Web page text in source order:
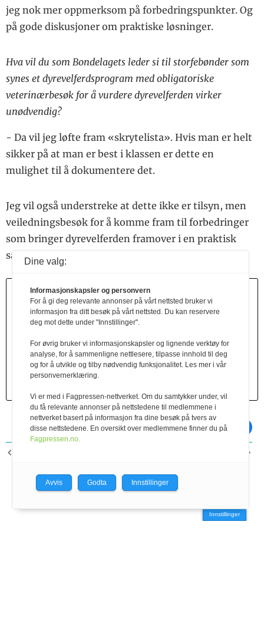
jeg nok mer oppmerksom på forbedringspunkter. Og
på gode diskusjoner om praktiske løsninger.
Hva vil du som Bondelagets leder si til storfebønder som
synes et dyrevelferdsprogram med obligatoriske
veterinærbesøk for å vurdere dyrevelferden virker
unødvendig?
- Da vil jeg løfte fram «skrytelista». Hvis man er helt
sikker på at man er best i klassen er dette en
mulighet til å dokumentere det.
Jeg vil også understreke at dette ikke er tilsyn, men
veiledningsbesøk for å komme fram til forbedringer
som bringer dyrevelferden framover i en praktisk
sammenheng for bonden i det daglige.
Felleskjøpet
tilsetter autolysert gjær i flere kraftfôrblandinger fra
vist at autolysert gjær i kraftfôret gir bedre
fiberfordøyelighet, mer stabil pH i vom og økt AAT-
tilførsel i tarmen.
engfornying og talleharv
Innstillinger
Dine valg:
Informasjonskapsler og personvern
For å gi deg relevante annonser på vårt nettsted bruker vi
informasjon fra ditt besøk på vårt nettsted. Du kan reservere
deg mot dette under "Innstillinger".
For øvrig bruker vi informasjonskapsler og lignende verktøy for
analyse, for å sammenligne nettlesere, tilpasse innhold til deg
og for å utvikle og tilby nødvendig funksjonalitet. Les mer i vår
personvernerklæring.
Vi er med i Fagpressen-nettverket. Om du samtykker under, vil
du få relevante annonser på nettstedene til medlemmene i
nettverket basert på informasjon fra dine besøk på tvers av
disse nettstedene. En oversikt over medlemmene finner du på
Fagpressen.no.
Avvis Godta Innstillinger